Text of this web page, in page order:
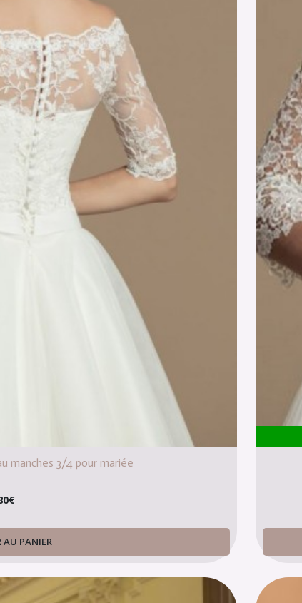
manches 3/4 pour mariée
€
AU PANIER